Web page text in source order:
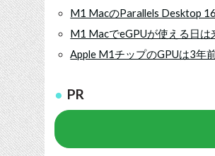
M1 MacのParallels Desktop
M1 MacでeGPUが使える日
Apple M1チップのGPUは3年
PR